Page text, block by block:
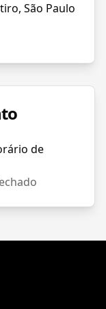
São Paulo
de